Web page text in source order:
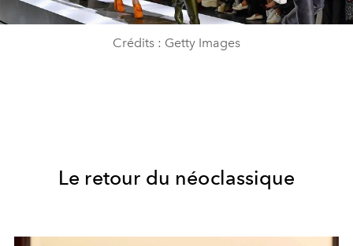
Crédits : Getty Images
Le retour du néoclassique